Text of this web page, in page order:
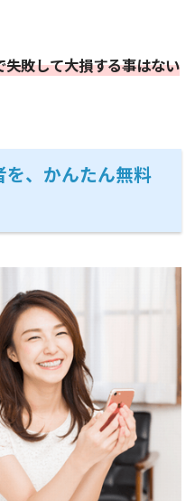
敗して大損する事はない
、かんたん無料